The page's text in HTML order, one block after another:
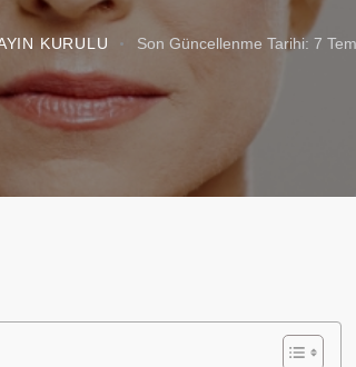
KURULU Son Güncellenme Tarihi: 7